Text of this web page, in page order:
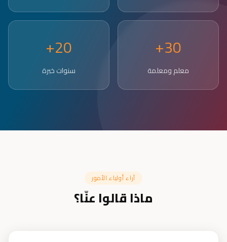
30+
معلم ومعلمة
20+
سنوات خبرة
آراء أولياء الأمور
ماذا قالوا عنّا؟